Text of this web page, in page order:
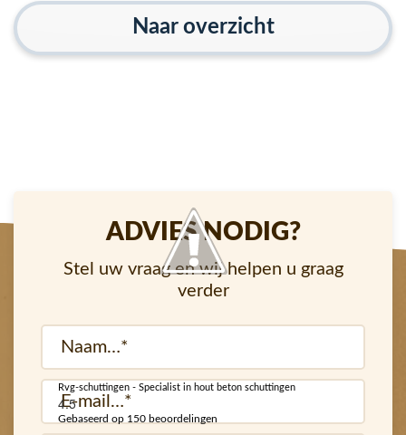
Naar overzicht
ADVIES NODIG?
Stel uw vraag en wij helpen u graag
verder
Naam
(Vereist)
mail
Rvg-schuttingen - Specialist in hout beton schuttingen
4.5
Gebaseerd op 150 beoordelingen